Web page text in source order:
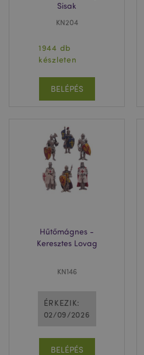
Sisak
KN204
1944 db
készleten
BELÉPÉS
Hűtőmágnes -
Keresztes Lovag
KN146
ÉRKEZIK:
02/09/2026
BELÉPÉS